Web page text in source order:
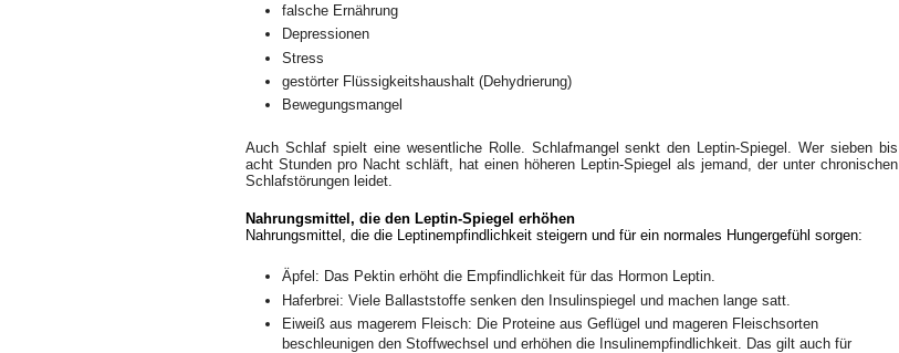
falsche Ernährung
Depressionen
Stress
gestörter Flüssigkeitshaushalt (Dehydrierung)
Bewegungsmangel
Auch Schlaf spielt eine wesentliche Rolle. Schlafmangel senkt den Leptin-Spiegel. Wer sieben bis
acht Stunden pro Nacht schläft, hat einen höheren Leptin-Spiegel als jemand, der unter chronischen
Schlafstörungen leidet.
Nahrungsmittel, die den Leptin-Spiegel erhöhen
Nahrungsmittel, die die Leptinempfindlichkeit steigern und für ein normales Hungergefühl sorgen:
Äpfel: Das Pektin erhöht die Empfindlichkeit für das Hormon Leptin.
Haferbrei: Viele Ballaststoffe senken den Insulinspiegel und machen lange satt.
Eiweiß aus magerem Fleisch: Die Proteine aus Geflügel und mageren Fleischsorten
beschleunigen den Stoffwechsel und erhöhen die Insulinempfindlichkeit. Das gilt auch für